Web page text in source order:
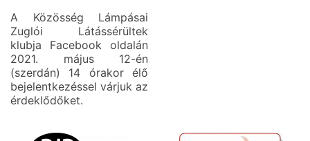
A Közösség Lámpásai
Zuglói Látássérültek
klubja Facebook oldalán
2021. május 12-én
(szerdán) 14 órakor élő
bejelentkezéssel várjuk az
érdeklődőket.